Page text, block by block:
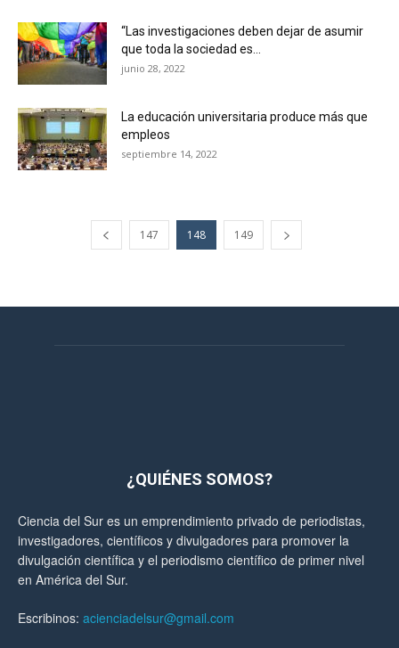
“Las investigaciones deben dejar de asumir
que toda la sociedad es...
junio 28, 2022
La educación universitaria produce más que
empleos
septiembre 14, 2022
147 148 149
¿QUIÉNES SOMOS?
Ciencia del Sur es un emprendimiento privado de periodistas,
investigadores, científicos y divulgadores para promover la
divulgación científica y el periodismo científico de primer nivel
en América del Sur.
Escribinos: acienciadelsur@gmail.com